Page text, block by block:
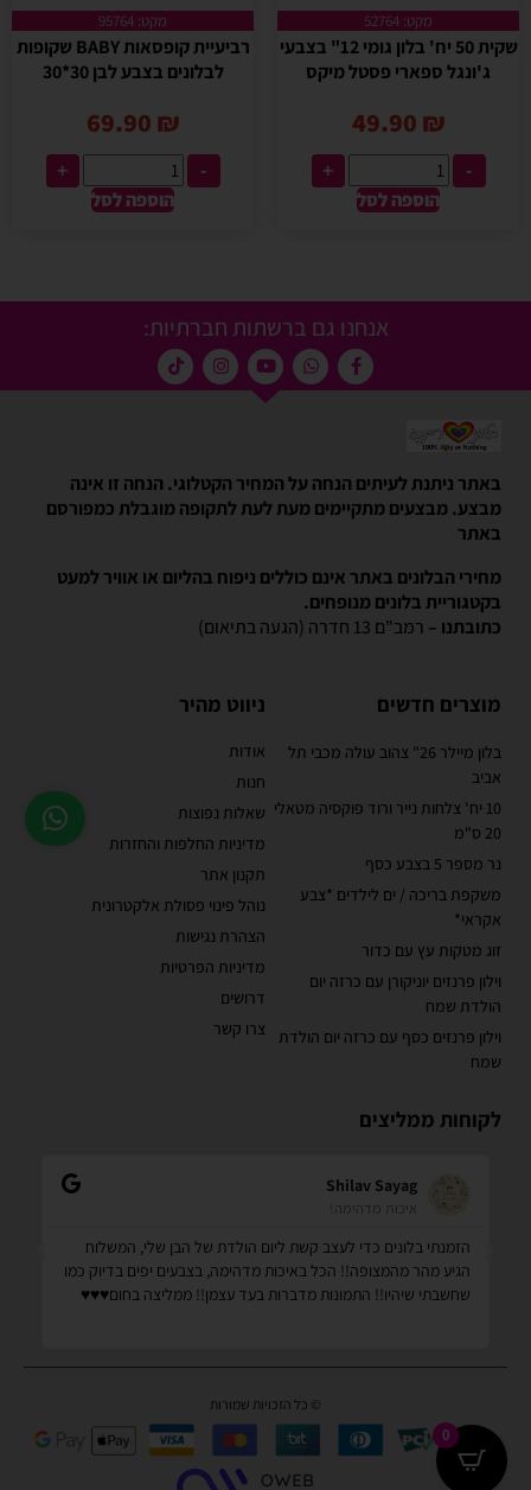
מקט: 52764
שקית 50 יח' בלון גומי 12" בצבעי
ג'ונגל ספארי פסטל מיקס
49.90 ₪
-
+
הוספה לסל
מקט: 95764
רביעיית קופסאות BABY שקופות
לבלונים בצבע לבן 30*30
69.90 ₪
-
+
הוספה לסל
אנחנו גם ברשתות חברתיות:
באתר ניתנת לעיתים הנחה על המחיר הקטלוגי. הנחה זו אינה
מבצע. מבצעים מתקיימים מעת לעת לתקופה מוגבלת כמפורסם
באתר
מחירי הבלונים באתר אינם כוללים ניפוח בהליום או אוויר למעט
בקטגוריית בלונים מנופחים.
כתובתנו – רמב"ם 13 חדרה (הגעה בתיאום)
מוצרים חדשים
בלון מיילר 26" צהוב עולה מכבי תל
אביב
10 יח' צלחות נייר ורוד פוקסיה מטאלי
20 ס"מ
נר מספר 5 בצבע כסף
משקפת בריכה / ים לילדים *צבע
אקראי*
זוג מטקות עץ עם כדור
וילון פרנזים יוניקורן עם כרזה יום
הולדת שמח
וילון פרנזים כסף עם כרזה יום הולדת
שמח
ניווט מהיר
אודות
חנות
שאלות נפוצות
מדיניות החלפות והחזרות
תקנון אתר
נוהל פינוי פסולת אלקטרונית
הצהרת נגישות
מדיניות הפרטיות
דרושים
צרו קשר
לקוחות ממליצים
Shilav Sayag
איכות מדהימה!
הזמנתי בלונים כדי לעצב קשת ליום הולדת של הבן שלי, המשלוח
הגיע מהר מהמצופה!! הכל באיכות מדהימה, בצבעים יפים בדיוק כמו
שחשבתי שיהיו!! התמונות מדברות בעד עצמן!! ממליצה בחום♥️♥️♥️
© כל הזכויות שמורות
0